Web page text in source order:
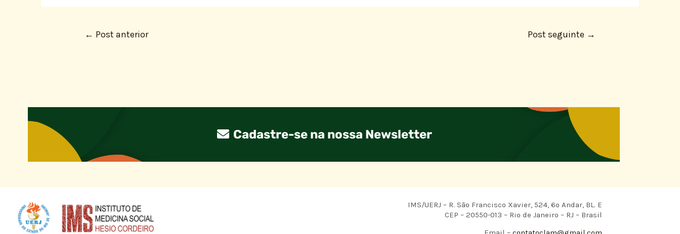
← Post anterior Post seguinte →
Cadastre-se na nossa Newsletter
IMS/UERJ – R. São Francisco Xavier, 524, 6º Andar, BL. E
CEP – 20550-013 – Rio de Janeiro – RJ – Brasil